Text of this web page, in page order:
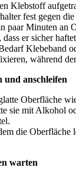
Klebstoff
fest gegen
paar Minuten an
er sicher
Klebeband
während
und anschleifen
Oberfläche
sie mit Alkohol
die Oberfläche
warten